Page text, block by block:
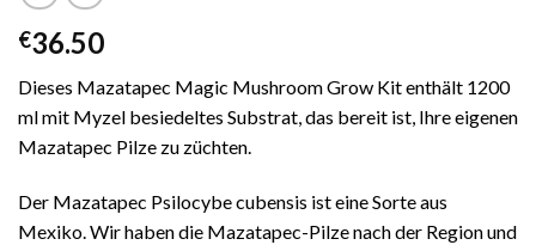
€36.50
Dieses Mazatapec Magic Mushroom Grow Kit enthält 1200
ml mit Myzel besiedeltes Substrat, das bereit ist, Ihre eigenen
Mazatapec Pilze zu züchten.
Der Mazatapec Psilocybe cubensis ist eine Sorte aus
Mexiko. Wir haben die Mazatapec-Pilze nach der Region und